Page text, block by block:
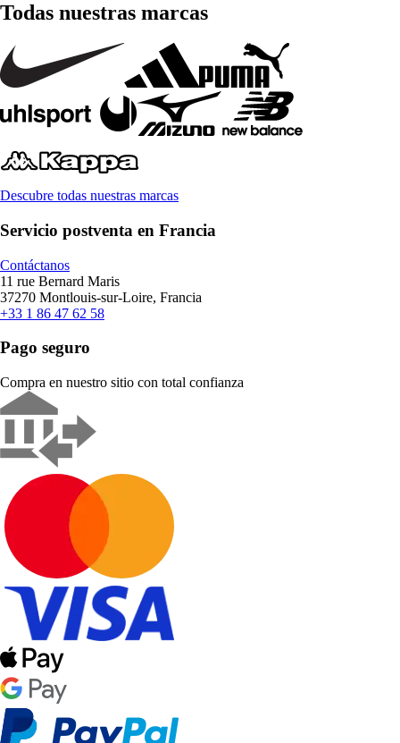
Todas nuestras marcas
Descubre todas nuestras marcas
Servicio postventa en Francia
Contáctanos
11 rue Bernard Maris
37270 Montlouis-sur-Loire, Francia
+33 1 86 47 62 58
Pago seguro
Compra en nuestro sitio con total confianza